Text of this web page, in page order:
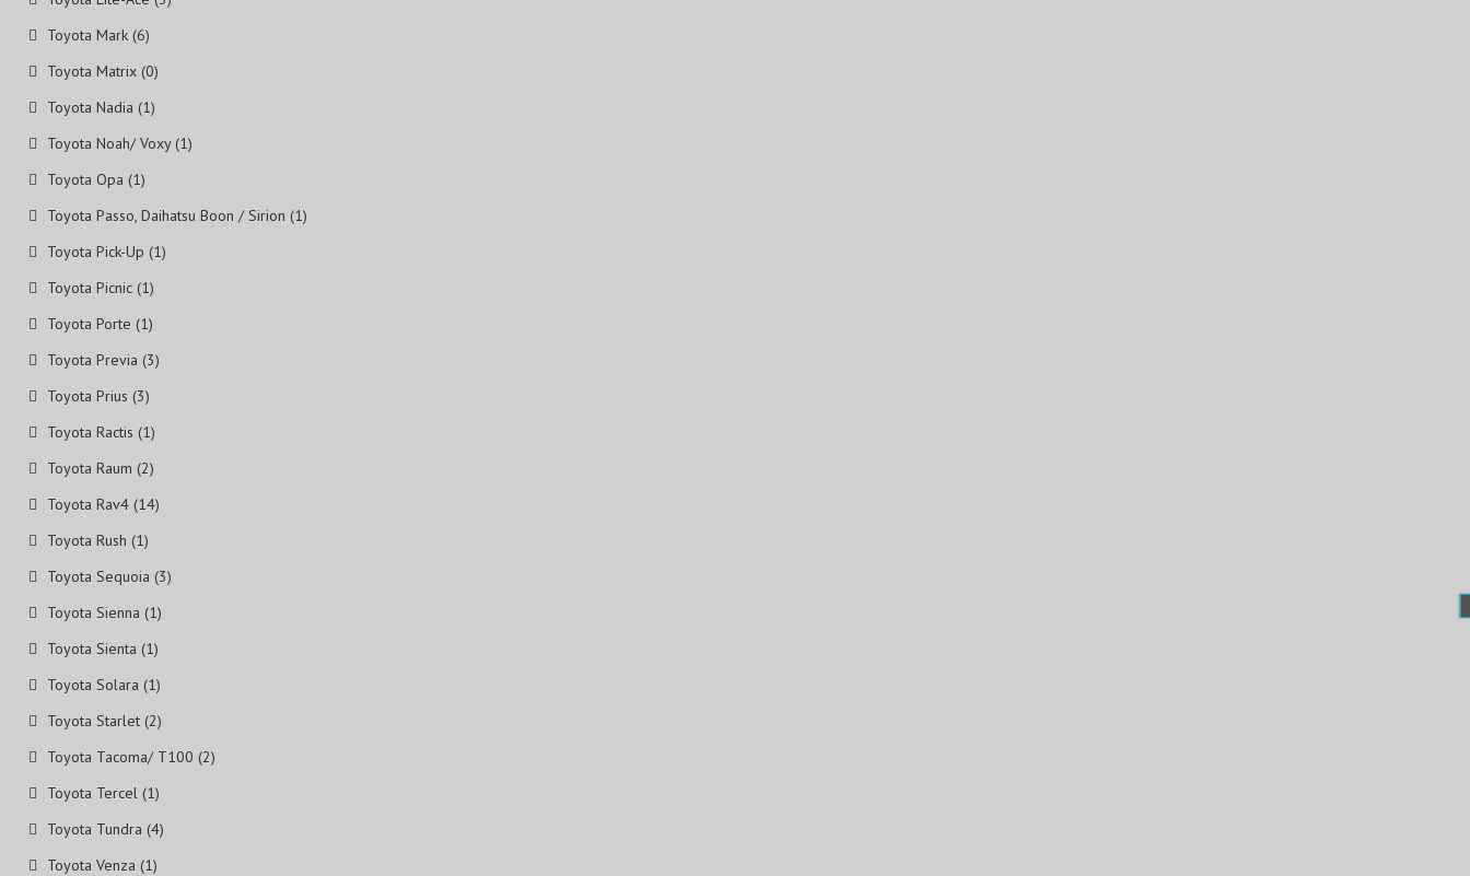
Toyota Mark (6)
Toyota Matrix (0)
Toyota Nadia (1)
Toyota Noah/ Voxy (1)
Toyota Opa (1)
Toyota Passo, Daihatsu Boon / Sirion (1)
Toyota Pick-Up (1)
Toyota Picnic (1)
Toyota Porte (1)
Toyota Previa (3)
Toyota Prius (3)
Toyota Ractis (1)
Toyota Raum (2)
Toyota Rav4 (14)
Toyota Rush (1)
Toyota Sequoia (3)
Toyota Sienna (1)
Toyota Sienta (1)
Toyota Solara (1)
Toyota Starlet (2)
Toyota Tacoma/ Т100 (2)
Toyota Tercel (1)
Toyota Tundra (4)
Toyota Venza (1)